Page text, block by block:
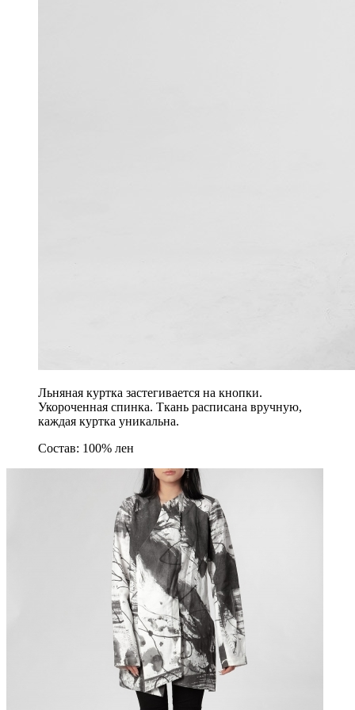
Льняная куртка застегивается на кнопки.
Укороченная спинка. Ткань расписана вручную,
каждая куртка уникальна.
Состав: 100% лен